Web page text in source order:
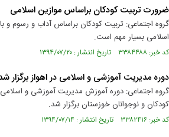
ضرورت تربیت کودکان براساس موازین اسلامی
گروه اجتماعی: تربیت کودکان براساس آداب و رسوم و
اسلامی بسیار مهم است.
کد خبر: ۳۳۸۴۴۸۸ تاریخ انتشار : ۱۳۹۴/۰۷/۲۰
دوره مدیریت آموزشی و اسلامی در اهواز برگزار
گروه اجتماعی: دوره آموزش مدیریت آموزشی و
کودکان و نوجوانان خوزستان برگزار شد.
کد خبر: ۳۳۸۲۴۱۶ تاریخ انتشار : ۱۳۹۴/۰۷/۱۴